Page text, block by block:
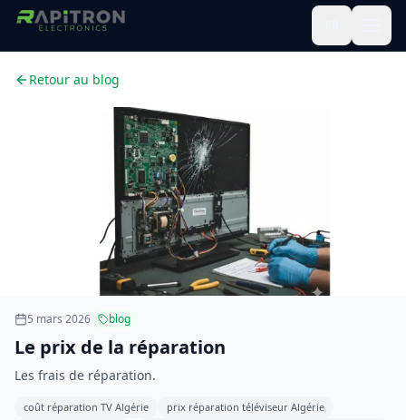
Retour au blog
5 mars 2026 blog
Le prix de la réparation
Les frais de réparation.
coût réparation TV Algérie
prix réparation téléviseur Algérie